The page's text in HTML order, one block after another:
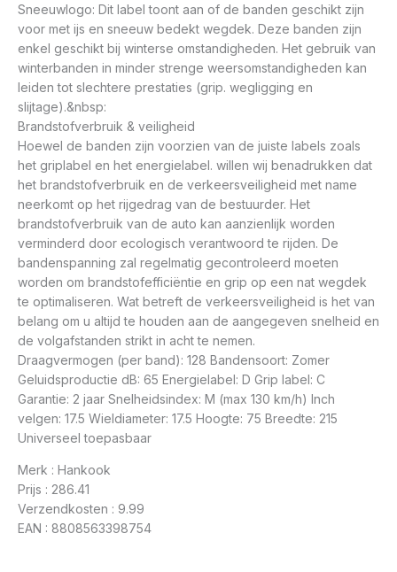
Sneeuwlogo: Dit label toont aan of de banden geschikt zijn
voor met ijs en sneeuw bedekt wegdek. Deze banden zijn
enkel geschikt bij winterse omstandigheden. Het gebruik van
winterbanden in minder strenge weersomstandigheden kan
leiden tot slechtere prestaties (grip. wegligging en
slijtage).&nbsp:
Brandstofverbruik & veiligheid
Hoewel de banden zijn voorzien van de juiste labels zoals
het griplabel en het energielabel. willen wij benadrukken dat
het brandstofverbruik en de verkeersveiligheid met name
neerkomt op het rijgedrag van de bestuurder. Het
brandstofverbruik van de auto kan aanzienlijk worden
verminderd door ecologisch verantwoord te rijden. De
bandenspanning zal regelmatig gecontroleerd moeten
worden om brandstofefficiëntie en grip op een nat wegdek
te optimaliseren. Wat betreft de verkeersveiligheid is het van
belang om u altijd te houden aan de aangegeven snelheid en
de volgafstanden strikt in acht te nemen.
Draagvermogen (per band): 128 Bandensoort: Zomer
Geluidsproductie dB: 65 Energielabel: D Grip label: C
Garantie: 2 jaar Snelheidsindex: M (max 130 km/h) Inch
velgen: 17.5 Wieldiameter: 17.5 Hoogte: 75 Breedte: 215
Universeel toepasbaar
Merk : Hankook
Prijs : 286.41
Verzendkosten : 9.99
EAN : 8808563398754